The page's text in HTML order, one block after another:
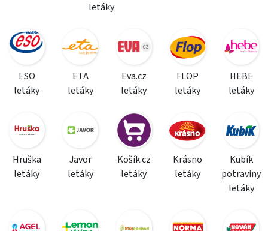
letáky
ESO
letáky
ETA
letáky
Eva.cz
letáky
FLOP
letáky
HEBE
letáky
Hruška
letáky
Javor
letáky
Košík.cz
letáky
Krásno
letáky
Kubík
potraviny
letáky